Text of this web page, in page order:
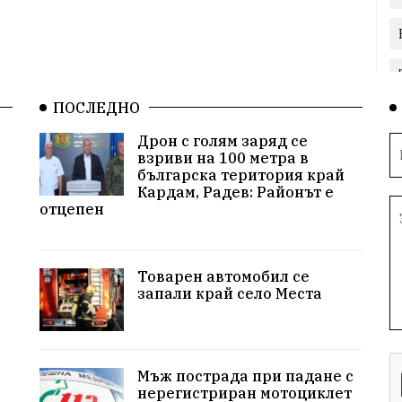
ПОСЛЕДНО
Дрон с голям заряд се
взриви на 100 метра в
българска територия край
Кардам, Радев: Районът е
отцепен
Товарен автомобил се
запали край село Места
Мъж пострада при падане с
нерегистриран мотоциклет